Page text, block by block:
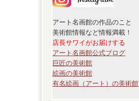
アート名画館の作品のこと
美術館情報など情報満載！
店長サワイがお届けする
アート名画館公式ブログ
巨匠の美術館
絵画の美術館
有名絵画（アート）の美術館